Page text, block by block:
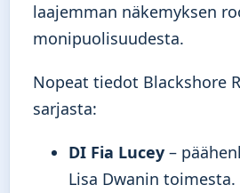
laajemman näkemyksen
monipuolisuudesta.
Nopeat tiedot Blackshore
sarjasta:
DI Fia Lucey –
Lisa Dwanin toimesta.